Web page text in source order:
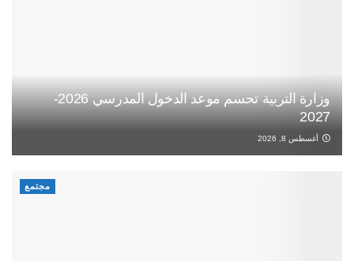
وزارة التربية تحسم موعد الدخول المدرسي 2026-
2027
أغسطس 8, 2026
مجتمع